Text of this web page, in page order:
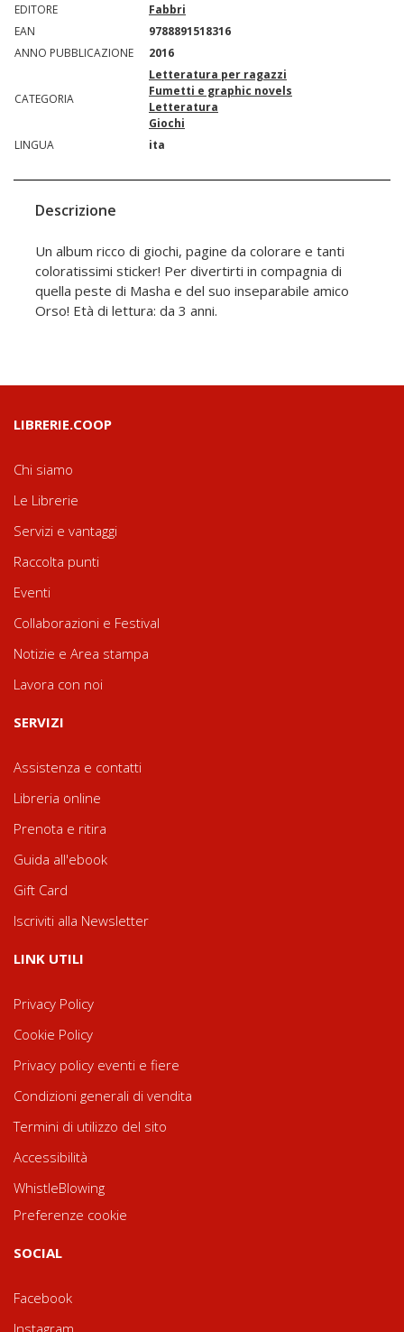
EDITORE
Fabbri
EAN
9788891518316
ANNO PUBBLICAZIONE
2016
CATEGORIA
Letteratura per ragazzi
Fumetti e graphic novels
Letteratura
Giochi
LINGUA
ita
Descrizione
Un album ricco di giochi, pagine da colorare e tanti
coloratissimi sticker! Per divertirti in compagnia di
quella peste di Masha e del suo inseparabile amico
Orso! Età di lettura: da 3 anni.
LIBRERIE.COOP
Chi siamo
Le Librerie
Servizi e vantaggi
Raccolta punti
Eventi
Collaborazioni e Festival
Notizie e Area stampa
Lavora con noi
SERVIZI
Assistenza e contatti
Libreria online
Prenota e ritira
Guida all'ebook
Gift Card
Iscriviti alla Newsletter
LINK UTILI
Privacy Policy
Cookie Policy
Privacy policy eventi e fiere
Condizioni generali di vendita
Termini di utilizzo del sito
Accessibilità
WhistleBlowing
Preferenze cookie
SOCIAL
Facebook